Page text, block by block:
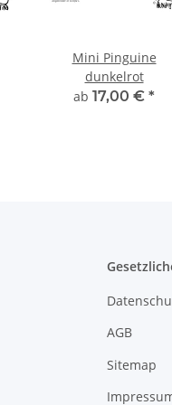
Mini Pinguine
dunkelrot
ab 17,00 € *
AGB
Sitemap